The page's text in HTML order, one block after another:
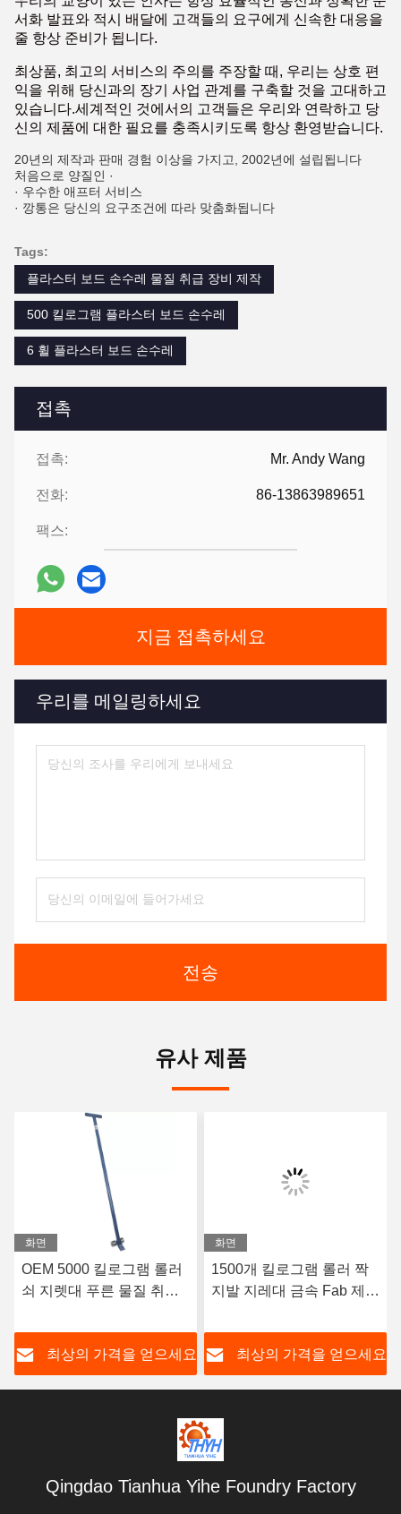
접촉
접촉: Mr. Andy Wang
전화: 86-13863989651
팩스:
지금 접촉하세요
우리를 메일링하세요
전송
서화 발표와 적시 배달에 고객들의 요구에게 신속한 대응을
줄 항상 준비가 됩니다.
최상품, 최고의 서비스의 주의를 주장할 때, 우리는 상호 편
익을 위해 당신과의 장기 사업 관계를 구축할 것을 고대하고
있습니다.세계적인 것에서의 고객들은 우리와 연락하고 당
신의 제품에 대한 필요를 충족시키도록 항상 환영받습니다.
20년의 제작과 판매 경험 이상을 가지고, 2002년에 설립됩니다
처음으로 양질인 ·
· 우수한 애프터 서비스
· 깡통은 당신의 요구조건에 따라 맞춤화됩니다
Tags:
플라스터 보드 손수레 물질 취급 장비 제작
500 킬로그램 플라스터 보드 손수레
6 휠 플라스터 보드 손수레
유사 제품
화면
OEM 5000 킬로그램 롤러
쇠 지렛대 푸른 물질 취급
최상의 가격을 얻으세요
화면
1500개 킬로그램 롤러 짝
지발 지레대 금속 Fab 제품
요
최상의 가격을 얻으세요
Qingdao Tianhua Yihe Foundry Factory